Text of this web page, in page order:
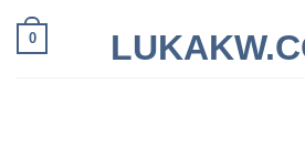
0